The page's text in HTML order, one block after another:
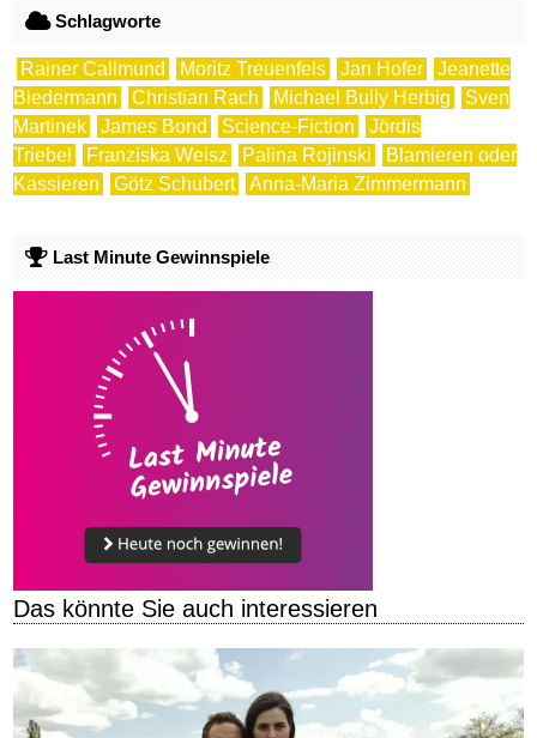
Schlagworte
Rainer Callmund Moritz Treuenfels Jan Hofer
Jeanette
Biedermann
Christian Rach Michael Bully Herbig
Sven
Martinek
James Bond Science-Fiction
Jördis
Triebel
Franziska Weisz Palina Rojinski
Blamieren oder
Kassieren
Götz Schubert Anna-Maria Zimmermann
Last Minute Gewinnspiele
Das könnte Sie auch interessieren